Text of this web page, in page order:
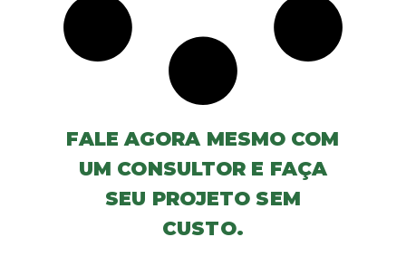
FALE AGORA MESMO COM
UM CONSULTOR E FAÇA
SEU PROJETO SEM
CUSTO.